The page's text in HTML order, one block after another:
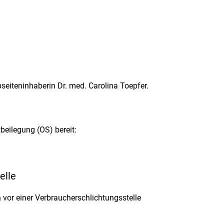
Dr. med. Carolina Toepfer.
(OS) bereit:
einer Verbraucherschlichtungsstelle